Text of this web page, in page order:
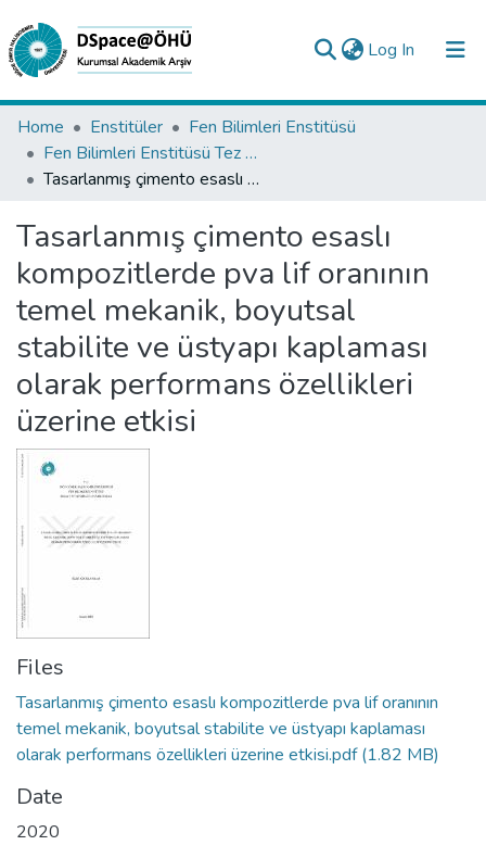
Log In (current)
Collections
All of DSpace
Analyze
Request/Question
Home Enstitüler
Fen Bilimleri Enstitüsü
Fen Bilimleri Enstitüsü Tez Koleksiyonu
Tasarlanmış çimento esaslı kompozitlerde pva lif oranının temel mekanik, boyutsal stabilite ve üstyapı kaplaması olarak performans özellikleri üzerine etkisi
Tasarlanmış çimento esaslı
kompozitlerde pva lif oranının
temel mekanik, boyutsal
stabilite ve üstyapı kaplaması
olarak performans özellikleri
üzerine etkisi
Files
Tasarlanmış çimento esaslı kompozitlerde pva lif oranının
temel mekanik, boyutsal stabilite ve üstyapı kaplaması
olarak performans özellikleri üzerine etkisi.pdf(1.82 MB)
Date
2020